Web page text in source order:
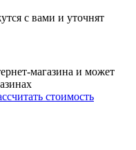
с вами и уточнят
магазина и может
стоимость